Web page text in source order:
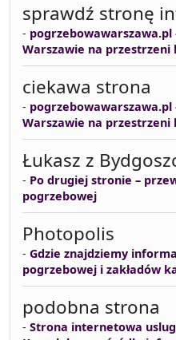
sprawdź stronę
- pogrzebowawarszawa.pl
Warszawie na przestrzeni
ciekawa strona
- pogrzebowawarszawa.pl
Warszawie na przestrzeni
Łukasz z
- Po drugiej stronie –
pogrzebowej
Photopolis
- Gdzie znajdziemy
pogrzebowej i zakładów
podobna strona
- Strona internetowa